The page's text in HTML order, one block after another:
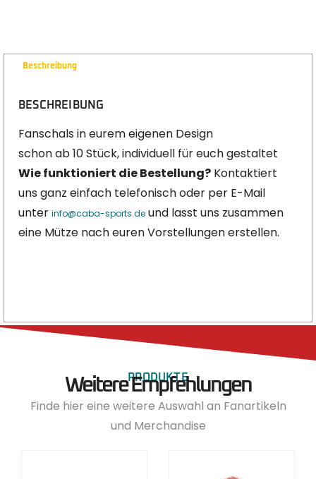
Beschreibung
BESCHREIBUNG
Fanschals in eurem eigenen Design
schon ab 10 Stück, individuell für euch gestaltet
Wie funktioniert die Bestellung? Kontaktiert
uns ganz einfach telefonisch oder per E-Mail
unter info@caba-sports.de und lasst uns zusammen
eine Mütze nach euren Vorstellungen erstellen.
PRODUKTE
Weitere Empfehlungen
Finde hier eine weitere Auswahl an Fanartikeln
und Merchandise